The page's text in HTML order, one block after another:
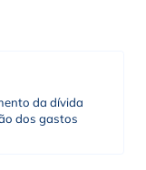
da dívida
dos gastos